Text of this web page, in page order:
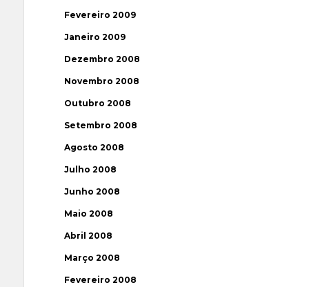
Fevereiro 2009
Janeiro 2009
Dezembro 2008
Novembro 2008
Outubro 2008
Setembro 2008
Agosto 2008
Julho 2008
Junho 2008
Maio 2008
Abril 2008
Março 2008
Fevereiro 2008